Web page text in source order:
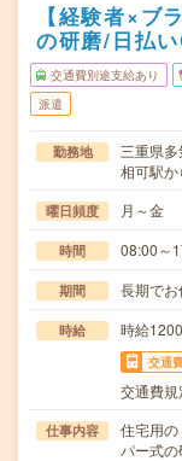
【経験者×ブ
の研磨/日払
交通費別途支給あり
派遣
勤務地
三重県
相可駅
曜日頻度 月～金
時間 08:00～
期間 長期でお
時給 時給
交通
交通費
仕事内容
住宅用
パー式